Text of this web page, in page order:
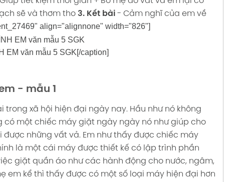
sẽ và thơm tho 3. Kết bài - Cảm nghĩ của em về
align="alignnone" width="826"]
EM văn mẫu 5 SGK[/caption]
- mẫu 1
xã hội hiện đại ngày nay. Hầu như nó không
có một chiếc máy giặt ngày ngày nó như giúp cho
được những vất vả. Em như thấy được chiếc máy
là một cái máy được thiết kế có lập trình phần
giặt quần áo như các hành động cho nước, ngâm,
em kể thì thấy được có một số loại máy hiện đại hơn